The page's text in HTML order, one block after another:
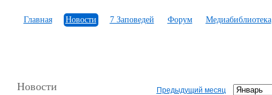
Главная Новости 7 Заповедей Форум Медиабиблиотека
Новости Предыдущий месяц